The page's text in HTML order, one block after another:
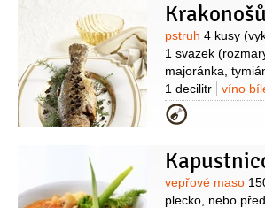
Suroviny
pstruh 4 kusy
1 svazek
majoránka,
1 decilitr
víno
(sladké)
1,5 lžíce
jalovec
troška)
pepř bílý
Kategorie
Suroviny
vepřové maso
plecko, nebo